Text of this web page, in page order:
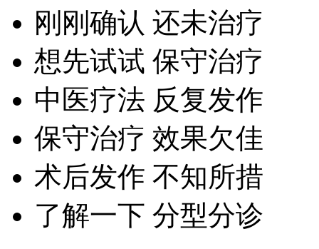
刚刚确认 还未治疗
想先试试 保守治疗
中医疗法 反复发作
保守治疗 效果欠佳
术后发作 不知所措
了解一下 分型分诊